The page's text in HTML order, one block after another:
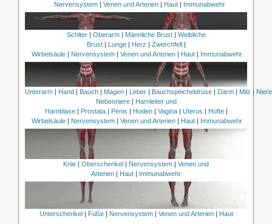
Nervensystem | Venen und Arterien | Haut | Immunabwehr
Schlter| Oberarm| Männliche Brust| Weibliche
Brust| Lunge| Herz | Zwerchfell|
Wirbelsäule | Nervensystem | Venen und Arterien | Haut | Immunabwehr
Unterarm| Hand| Bauch| Magen| Leber| Bauchspeicheldrüse| Darm| Milz |
Nebenniere| Harnleiter und
Harnblase| Prostata| Penis | Hoden| Vagina| Uterus | Hüfte|
Wirbelsäule | Nervensystem | Venen und Arterien | Haut | Immunabwehr
Knie Oberschenkel Nervensystem
Venen und
Arterien
Haut Immunabwehr
Unterschenkel Füße| Nervensystem| Venen und Arterien| Haut